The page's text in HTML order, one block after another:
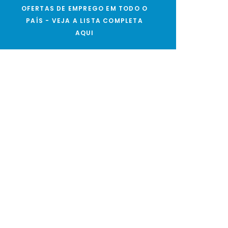
OFERTAS DE EMPREGO EM TODO O
PAÍS - VEJA A LISTA COMPLETA
AQUI